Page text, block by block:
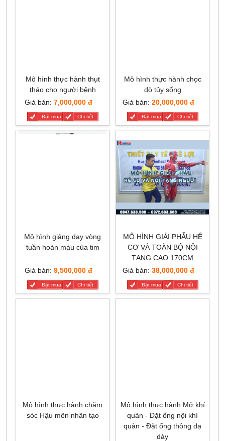
Mô hình thực hành thụt
tháo cho người bệnh
Giá bán: 7,000,000 đ
Đặt mua Chi tiết
Mô hình thực hành chọc
dò tủy sống
Giá bán: 20,000,000 đ
Đặt mua Chi tiết
Mô hình giảng dạy vòng
tuần hoàn máu của tim
Giá bán: 9,500,000 đ
Đặt mua Chi tiết
MÔ HÌNH GIẢI PHẪU HỆ
CƠ VÀ TOÀN BỘ NỘI
TẠNG CAO 170CM
Giá bán: 38,000,000 đ
Đặt mua Chi tiết
Mô hình thực hành chăm
sóc Hậu môn nhân tạo
Mô hình thực hành Mở khí
quản - Đặt ống nội khí
quản - Đặt ống thông dạ
dày